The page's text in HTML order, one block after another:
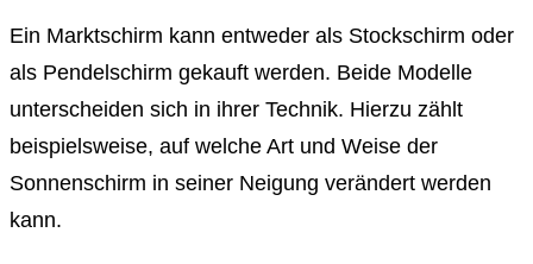
Ein Marktschirm kann entweder als Stockschirm oder
als Pendelschirm gekauft werden. Beide Modelle
unterscheiden sich in ihrer Technik. Hierzu zählt
beispielsweise, auf welche Art und Weise der
Sonnenschirm in seiner Neigung verändert werden
kann.